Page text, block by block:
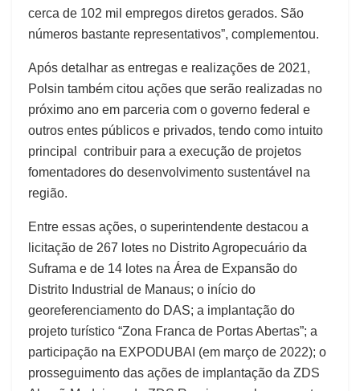
cerca de 102 mil empregos diretos gerados. São
números bastante representativos”, complementou.
Após detalhar as entregas e realizações de 2021,
Polsin também citou ações que serão realizadas no
próximo ano em parceria com o governo federal e
outros entes públicos e privados, tendo como intuito
principal contribuir para a execução de projetos
fomentadores do desenvolvimento sustentável na
região.
Entre essas ações, o superintendente destacou a
licitação de 267 lotes no Distrito Agropecuário da
Suframa e de 14 lotes na Área de Expansão do
Distrito Industrial de Manaus; o início do
georeferenciamento do DAS; a implantação do
projeto turístico “Zona Franca de Portas Abertas”; a
participação na EXPODUBAI (em março de 2022); o
prosseguimento das ações de implantação da ZDS